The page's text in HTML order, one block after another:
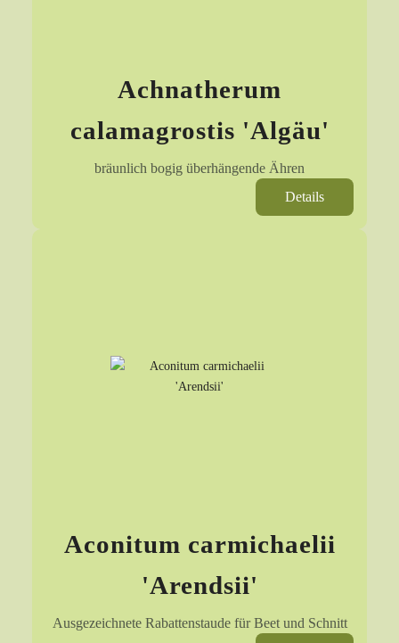
Achnatherum
calamagrostis 'Algäu'
bräunlich bogig überhängende Ähren
Details
Aconitum carmichaelii
'Arendsii'
Ausgezeichnete Rabattenstaude für Beet und Schnitt